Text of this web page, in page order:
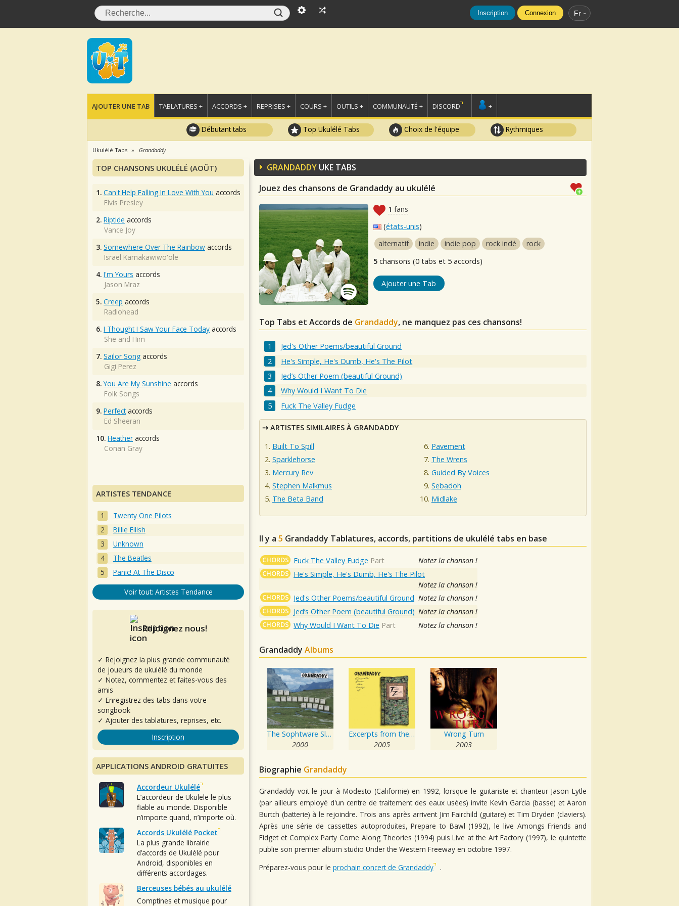
Inscription Connexion Fr
AJOUTER UNE TAB TABLATURES + ACCORDS + REPRISES + COURS + OUTILS + COMMUNAUTÉ + DISCORD +
Débutant tabs Top Ukulélé Tabs Choix de l'équipe Rythmiques
Ukulélé Tabs Grandaddy
GRANDADDY UKE TABS
Jouez des chansons de Grandaddy au ukulélé
1 fans
(états-unis)
alternatif
indie indie pop rock indé
rock
5 chansons (0 tabs et 5 accords)
Ajouter une Tab
Top Tabs et Accords de Grandaddy, ne manquez pas ces chansons!
Jed's Other Poems/beautiful Ground
He's Simple, He's Dumb, He's The Pilot
Jed’s Other Poem (beautiful Ground)
Why Would I Want To Die
Fuck The Valley Fudge
ARTISTES SIMILAIRES À GRANDADDY
Built To Spill
Sparklehorse
Mercury Rev
Stephen Malkmus
The Beta Band
Pavement
The Wrens
Guided By Voices
Sebadoh
Midlake
Il y a 5 Grandaddy Tablatures, accords, partitions de ukulélé tabs en base
CHORDS Fuck The Valley Fudge Part Notez la chanson !
CHORDS He's Simple, He's Dumb, He's The Pilot
Notez la chanson !
CHORDS Jed's Other Poems/beautiful Ground Notez la chanson !
CHORDS Jed’s Other Poem (beautiful Ground) Notez la chanson !
CHORDS Why Would I Want To Die Part Notez la chanson !
Grandaddy Albums
The Sophtware Slump
2000
Excerpts from the Diary of Todd Zilla
2005
Wrong Turn
2003
Biographie Grandaddy
Grandaddy voit le jour à Modesto (Californie) en 1992, lorsque le guitariste et chanteur Jason Lytle
(par ailleurs employé d'un centre de traitement des eaux usées) invite Kevin Garcia (basse) et Aaron
Burtch (batterie) à le rejoindre. Trois ans après arrivent Jim Fairchild (guitare) et Tim Dryden (claviers).
Après une série de cassettes autoproduites, Prepare to Bawl (1992), le live Amongs Friends and
Fidget et Complex Party Come Along Theories (1994) puis Live at the Art Factory (1997), le quintette
publie son premier album studio Under the Western Freeway en octobre 1997.
Préparez-vous pour le prochain concert de Grandaddy .
TOP CHANSONS UKULÉLÉ (AOÛT)
1. Can't Help Falling In Love With You accords
Elvis Presley
2. Riptide accords
Vance Joy
3. Somewhere Over The Rainbow accords
Israel Kamakawiwo'ole
4. I'm Yours accords
Jason Mraz
5. Creep accords
Radiohead
6. I Thought I Saw Your Face Today accords
She and Him
7. Sailor Song accords
Gigi Perez
8. You Are My Sunshine accords
Folk Songs
9. Perfectaccords
Ed Sheeran
10. Heather accords
Conan Gray
ARTISTES TENDANCE
Twenty One Pilots
Billie Eilish
Unknown
The Beatles
Panic! At The Disco
Voir tout: Artistes Tendance
Rejoignez nous!
✓ Rejoignez la plus grande communauté
de joueurs de ukulélé du monde
✓ Notez, commentez et faites-vous des
amis
✓ Enregistrez des tabs dans votre
songbook
✓ Ajouter des tablatures, reprises, etc.
Inscription
APPLICATIONS ANDROID GRATUITES
Accordeur Ukulélé
L’accordeur de Ukulele le plus
fiable au monde. Disponible
n’importe quand, n’importe où.
Accords Ukulélé Pocket
La plus grande librairie
d’accords de Ukulélé pour
Android, disponibles en
différents accordages.
Berceuses bébés au ukulélé
Comptines et musique pour